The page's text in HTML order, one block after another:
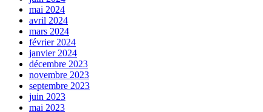
mai 2024
avril 2024
mars 2024
février 2024
janvier 2024
décembre 2023
novembre 2023
septembre 2023
juin 2023
mai 2023